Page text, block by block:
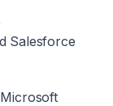
Salesforce